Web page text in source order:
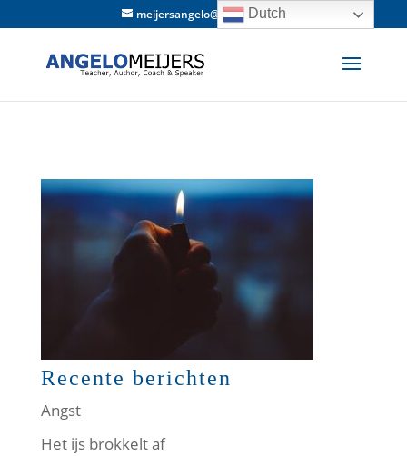
meijersangelo@hotmail.com
Recente berichten
Angst
Het ijs brokkelt af
Dutch